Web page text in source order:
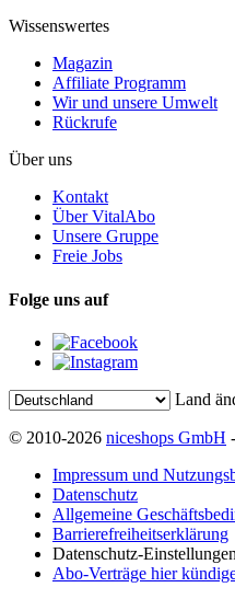
Wissenswertes
Magazin
Affiliate Programm
Wir und unsere Umwelt
Rückrufe
Über uns
Kontakt
Über VitalAbo
Unsere Gruppe
Freie Jobs
Folge uns auf
Land
© 2010-2026 niceshops GmbH
Impressum und
Datenschutz
Allgemeine
Barrierefreiheitserklärung
Datenschutz-Einstellungen
Abo-Verträge hier